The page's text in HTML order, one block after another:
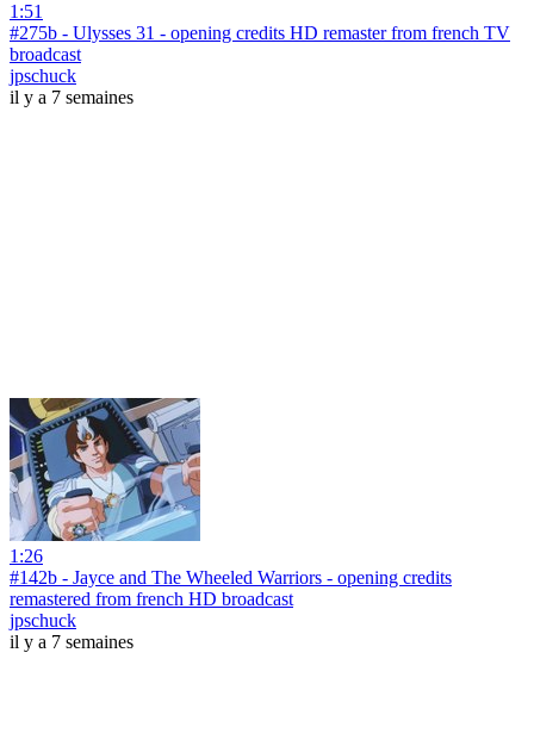
1:51
#275b - Ulysses 31 - opening credits HD remaster from french TV
broadcast
jpschuck
il y a 7 semaines
1:26
#142b - Jayce and The Wheeled Warriors - opening credits
remastered from french HD broadcast
jpschuck
il y a 7 semaines